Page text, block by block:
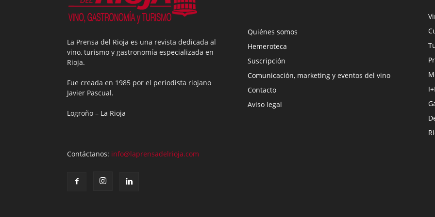
La Prensa del Rioja es una revista dedicada al
vino, turismo y gastronomía especializada en
Rioja.
Fue creada en 1985 por el periodista riojano
Javier Pascual.
Logroño – La Rioja
Contáctanos: info@laprensadelrioja.com
Quiénes somos
Hemeroteca
Suscripción
Comunicación, marketing y eventos del vino
Contacto
Aviso legal